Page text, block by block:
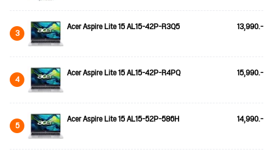
3 Acer Aspire Lite 15 AL15-42P-R3Q5 13,990.-
4 Acer Aspire Lite 15 AL15-42P-R4PQ 15,990.-
5 Acer Aspire Lite 15 AL15-52P-586H 14,990.-